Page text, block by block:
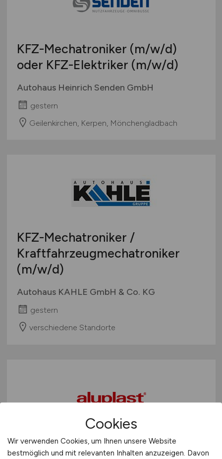
KFZ-Mechatroniker (m/w/d)
oder KFZ-Elektriker (m/w/d)
Autohaus Heinrich Senden GmbH
gestern
Geilenkirchen, Kerpen, Mönchengladbach
KFZ-Mechatroniker /
Kraftfahrzeugmechatroniker
(m/w/d)
Autohaus KAHLE GmbH & Co. KG
gestern
verschiedene Standorte
Kfz-Mechatroniker als
Cookies
Wir verwenden Cookies, um Ihnen unsere Website
bestmöglich und mit relevanten Inhalten anzuzeigen. Davon